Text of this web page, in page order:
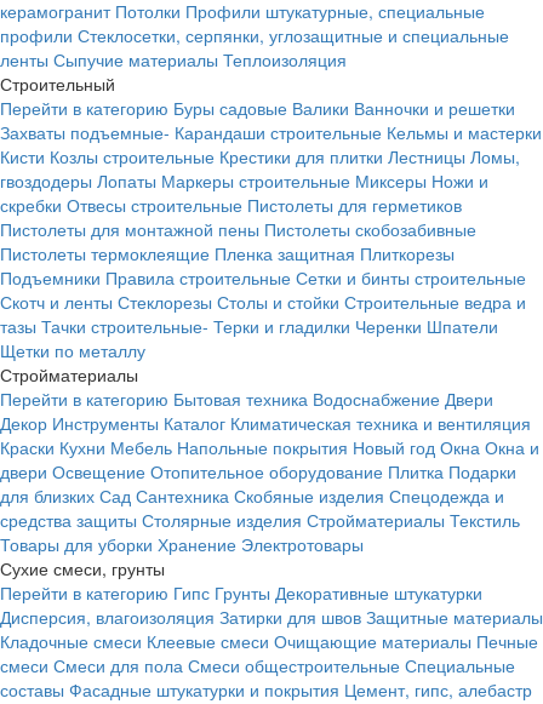
керамогранит Потолки Профили штукатурные, специальные
профили Стеклосетки, серпянки, углозащитные и специальные
ленты Сыпучие материалы Теплоизоляция
Строительный
Перейти в категорию Буры садовые Валики Ванночки и решетки
Захваты подъемные- Карандаши строительные Кельмы и мастерки
Кисти Козлы строительные Крестики для плитки Лестницы Ломы,
гвоздодеры Лопаты Маркеры строительные Миксеры Ножи и
скребки Отвесы строительные Пистолеты для герметиков
Пистолеты для монтажной пены Пистолеты скобозабивные
Пистолеты термоклеящие Пленка защитная Плиткорезы
Подъемники Правила строительные Сетки и бинты строительные
Скотч и ленты Стеклорезы Столы и стойки Строительные ведра и
тазы Тачки строительные- Терки и гладилки Черенки Шпатели
Щетки по металлу
Стройматериалы
Перейти в категорию Бытовая техника Водоснабжение Двери
Декор Инструменты Каталог Климатическая техника и вентиляция
Краски Кухни Мебель Напольные покрытия Новый год Окна Окна и
двери Освещение Отопительное оборудование Плитка Подарки
для близких Сад Сантехника Скобяные изделия Спецодежда и
средства защиты Столярные изделия Стройматериалы Текстиль
Товары для уборки Хранение Электротовары
Сухие смеси, грунты
Перейти в категорию Гипс Грунты Декоративные штукатурки
Дисперсия, влагоизоляция Затирки для швов Защитные материалы
Кладочные смеси Клеевые смеси Очищающие материалы Печные
смеси Смеси для пола Смеси общестроительные Специальные
составы Фасадные штукатурки и покрытия Цемент, гипс, алебастр